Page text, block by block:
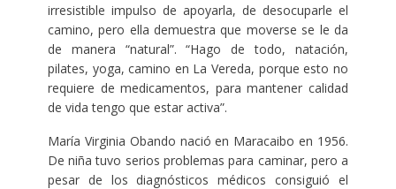
irresistible impulso de apoyarla, de desocuparle el
camino, pero ella demuestra que moverse se le da
de manera “natural”. “Hago de todo, natación,
pilates, yoga, camino en La Vereda, porque esto no
requiere de medicamentos, para mantener calidad
de vida tengo que estar activa”.
María Virginia Obando nació en Maracaibo en 1956.
De niña tuvo serios problemas para caminar, pero a
pesar de los diagnósticos médicos consiguió el